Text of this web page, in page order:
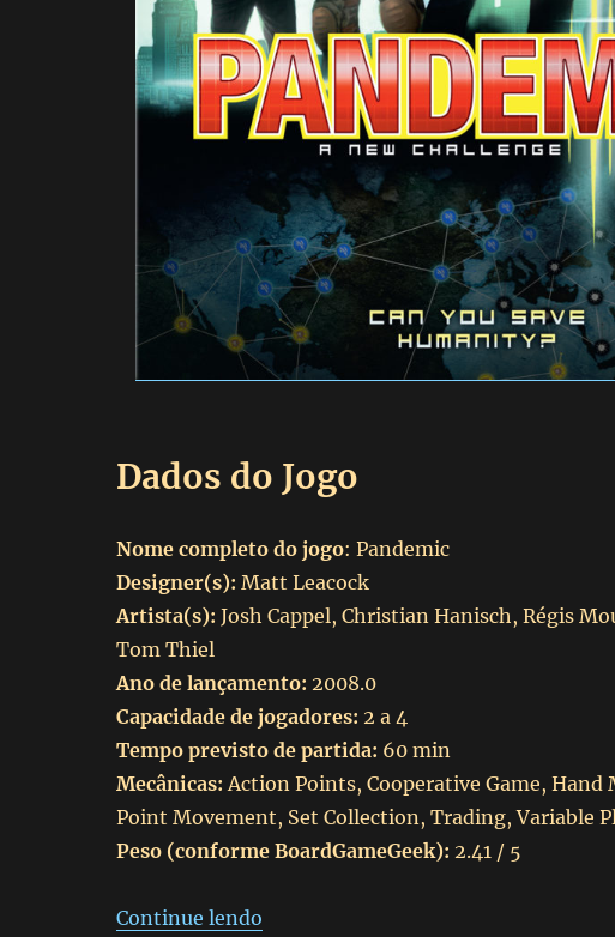
Dados do Jogo
Nome completo do jogo: Pandemic
Designer(s): Matt Leacock
Artista(s): Josh Cappel, Christian Hanisch, Régis
Tom Thiel
Ano de lançamento: 2008.0
Capacidade de jogadores: 2 a 4
Tempo previsto de partida: 60 min
Mecânicas: Action Points, Cooperative Game,
Point Movement, Set Collection, Trading, Variable
Peso (conforme BoardGameGeek): 2.41 / 5
Continue lendo“Pandemic (2008) Boardgame arena”